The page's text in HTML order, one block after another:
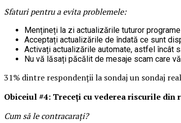
Sfaturi pentru a evita problemele:
Mențineți la zi actualizările tuturor
Acceptați actualizările de îndată ce sunt
Activați actualizările automate, astfel încât
Nu vă lăsați păcălit de mesaje scam care
31% dintre respondenții la sondaj un sondaj
Obiceiul #4: Treceți cu vederea riscurile din
Cum să le contracarați?